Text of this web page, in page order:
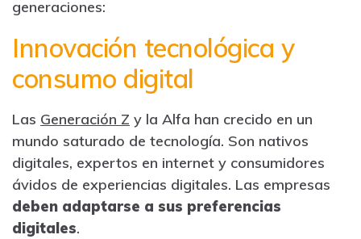
generaciones:
Innovación tecnológica y
consumo digital
Las Generación Z y la Alfa han crecido en un
mundo saturado de tecnología. Son nativos
digitales, expertos en internet y consumidores
ávidos de experiencias digitales. Las empresas
deben adaptarse a sus preferencias
digitales.